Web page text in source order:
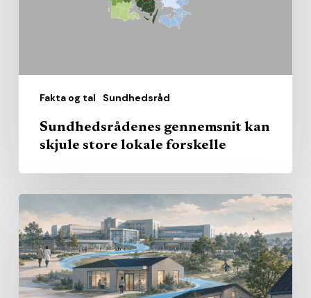
Fakta og tal Sundhedsråd
Sundhedsrådenes gennemsnit kan
skjule store lokale forskelle
nære
sundhed
får
sit